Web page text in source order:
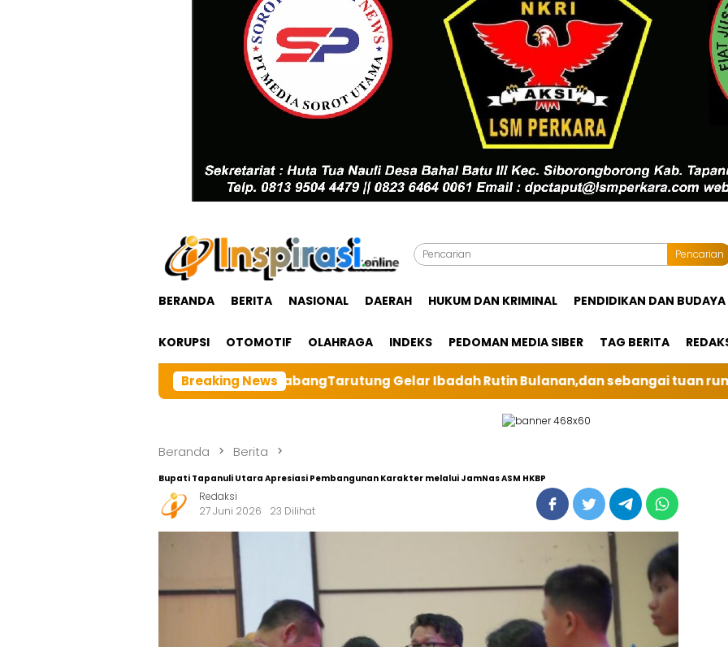
Pencarian
BERANDA BERITA NASIONAL DAERAH HUKUM DAN KRIMINAL PENDIDIKAN DAN BUDAYA
KORUPSI OTOMOTIF OLAHRAGA INDEKS PEDOMAN MEDIA SIBER TAG BERITA
Breaking News
Besar BRI cabangTarutung Gelar Ibadah Rutin Bulanan,dan sebangai tuan rumah kali ini BRI Unit Silindung
Beranda Berita
‎Bupati Tapanuli Utara Apresiasi Pembangunan Karakter melalui JamNas ASM HKBP ‎
Redaksi
27 Juni 2026
23 Dilihat